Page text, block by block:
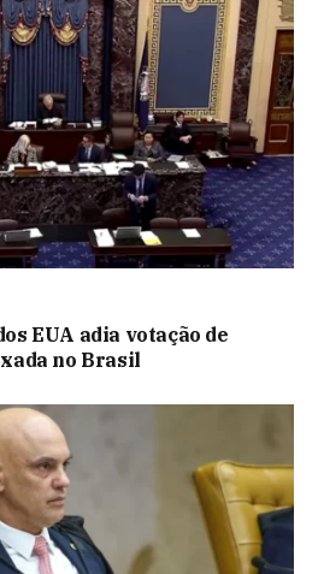
EUA adia votação de
no Brasil